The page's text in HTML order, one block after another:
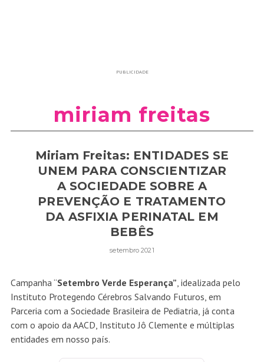
PUBLICIDADE
miriam freitas
Miriam Freitas: ENTIDADES SE
UNEM PARA CONSCIENTIZAR
A SOCIEDADE SOBRE A
PREVENÇÃO E TRATAMENTO
DA ASFIXIA PERINATAL EM
BEBÊS
setembro 2021
Campanha “Setembro Verde Esperança”, idealizada pelo
Instituto Protegendo Cérebros Salvando Futuros, em
Parceria com a Sociedade Brasileira de Pediatria, já conta
com o apoio da AACD, Instituto Jô Clemente e múltiplas
entidades em nosso país.